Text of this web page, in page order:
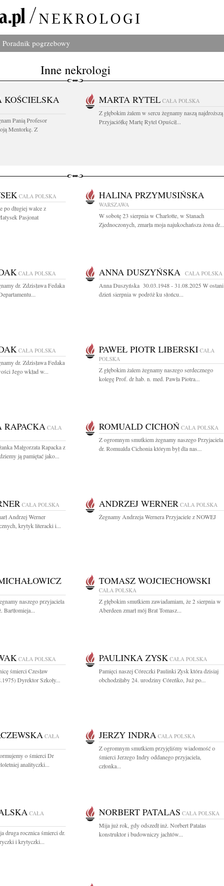
Poradnik pogrzebowy
Inne nekrologi
KOŚCIELSKA
Panią Profesor
Mentorkę. Z
MARTA RYTEL CAŁA POLSKA
Z głębokim żalem w sercu żegnamy naszą najdroższą
Przyjaciółkę Martę Rytel Opuścił...
CAŁA POLSKA
po długiej walce z
Pasjonat
HALINA PRZYMUSIŃSKA
WARSZAWA
W sobotę 23 sierpnia w Charlotte, w Stanach
Zjednoczonych, zmarła moja najukochańsza żona dr...
CAŁA POLSKA
dr. Zdzisława Fedaka
ANNA DUSZYŃSKA CAŁA POLSKA
Anna Duszyńska 30.03.1948 - 31.08.2025 W ostani
dzień sierpnia w podróż ku słońcu...
CAŁA POLSKA
dr. Zdzisława Fedaka
Jego wkład w...
PAWEŁ PIOTR LIBERSKI CAŁA
POLSKA
Z głębokim żalem żegnamy naszego serdecznego
kolegę Prof. dr hab. n. med. Pawła Piotra...
RAPACKA CAŁA
Małgorzata Rapacka z
ją pamiętać jako...
ROMUALD CICHOŃ CAŁA POLSKA
Z ogromnym smutkiem żegnamy naszego Przyjaciela
dr. Romualda Cichonia którym był dla nas...
CAŁA POLSKA
Andrzej Werner
krytyk literacki i...
ANDRZEJ WERNER CAŁA POLSKA
Żegnamy Andrzeja Wernera Przyjaciele z NOWEJ
naszego przyjaciela
Bartłomieja...
TOMASZ WOJCIECHOWSKI
CAŁA POLSKA
Z głębokim smutkiem zawiadamiam, że 2 sierpnia w
Aberdeen zmarł mój Brat Tomasz...
CAŁA POLSKA
śmierci Czesław
Dyrektor Szkoły...
PAULINKA ZYSK CAŁA POLSKA
Pamięci naszej Córeczki Paulinki Zysk która dzisiaj
obchodziłaby 24. urodziny Córeńko, Już po...
CAŁA
o śmierci Dr
analityczki...
JERZY INDRA CAŁA POLSKA
Z ogromnym smutkiem przyjęliśmy wiadomość o
śmierci Jerzego Indry oddanego przyjaciela,
członka...
CAŁA
druga rocznica śmierci dr.
i krytyczki...
NORBERT PATALAS CAŁA POLSKA
Mija już rok, gdy odszedł inż. Norbert Patalas
konstruktor i budowniczy jachtów...